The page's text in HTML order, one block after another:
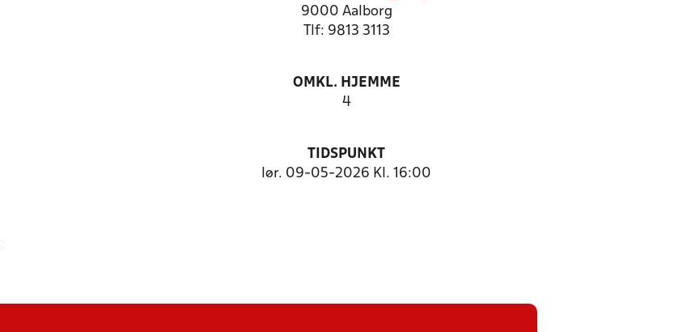
9000 Aalborg
Tlf: 9813 3113
OMKL. HJEMME
4
TIDSPUNKT
lør. 09-05-2026 Kl. 16:00